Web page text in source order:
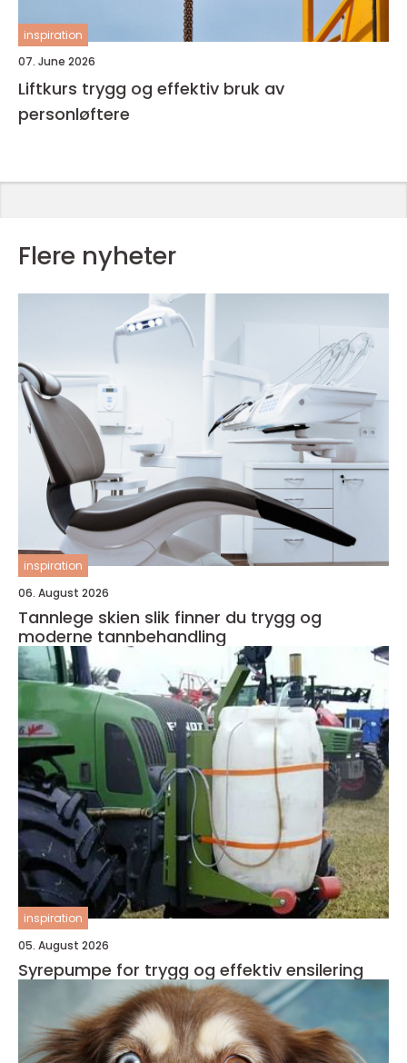
inspiration
07. June 2026
Liftkurs trygg og effektiv bruk av
personløftere
Flere nyheter
inspiration
06. August 2026
Tannlege skien slik finner du trygg og
moderne tannbehandling
inspiration
05. August 2026
Syrepumpe for trygg og effektiv ensilering